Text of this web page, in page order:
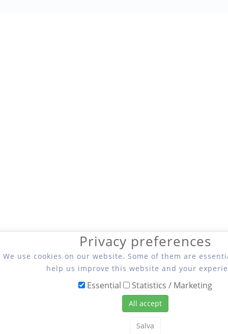
Privacy preferences
We use cookies on our website. Some of them are
help us improve this website and your
Essential Statistics / Marketing
All accept
Salva